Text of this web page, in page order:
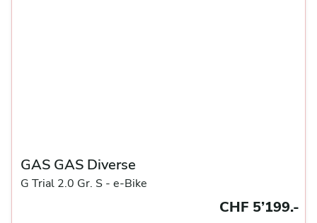
GAS GAS Diverse
G Trial 2.0 Gr. S - e-Bike
CHF 5’199.-